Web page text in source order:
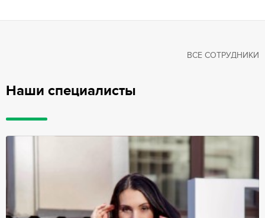
Наши специалисты
ВСЕ СОТРУДНИКИ